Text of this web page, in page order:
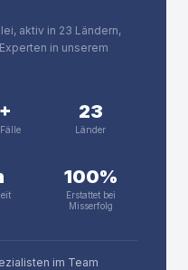
aktiv in 23 Ländern,
in unserem
23
Länder
100%
Erstattet bei
Misserfolg
im Team